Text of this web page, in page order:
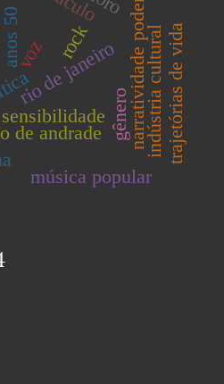
50rio de janeironarratividade poder
sensibilidade
de andrade indústria culturaltrajetórias de vida
música popular
rock
voz
gênero